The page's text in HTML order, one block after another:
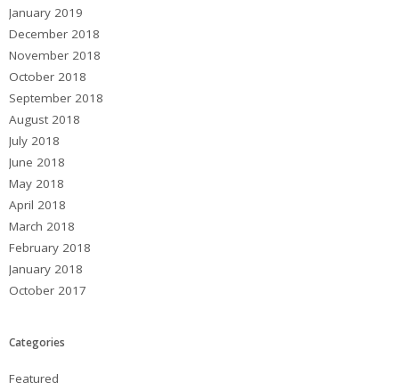
January 2019
December 2018
November 2018
October 2018
September 2018
August 2018
July 2018
June 2018
May 2018
April 2018
March 2018
February 2018
January 2018
October 2017
Categories
Featured